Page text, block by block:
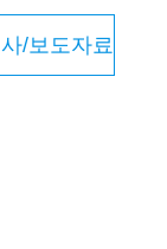
/보도자료